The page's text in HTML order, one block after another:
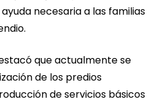
necesaria a las familias
que actualmente se
de los predios
de servicios básicos